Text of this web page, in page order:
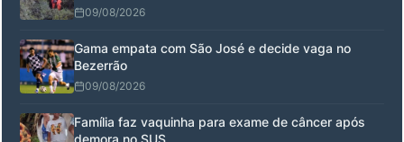
09/08/2026
Gama empata com São José e decide vaga no
Bezerrão
09/08/2026
Família faz vaquinha para exame de câncer após
demora no SUS